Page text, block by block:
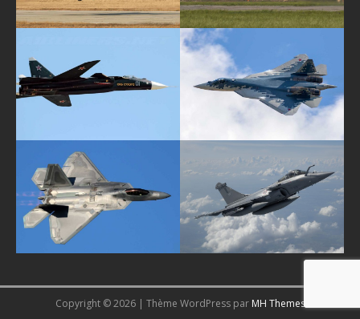
Copyright © 2026 | Thème WordPress par MH Themes